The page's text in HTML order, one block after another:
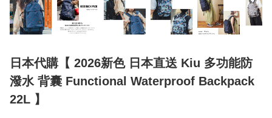
日本代購【 2026新色 日本直送 Kiu 多功能防
潑水 背囊 Functional Waterproof Backpack
22L 】